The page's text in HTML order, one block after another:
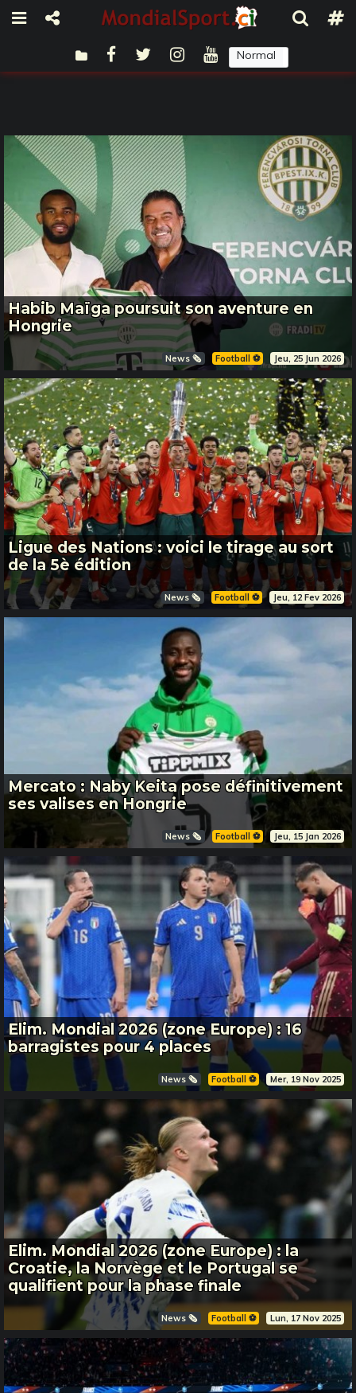
Normal
Habib Maïga poursuit son aventure en
Hongrie
News 🗞️ Football ⚽️ Jeu, 25 Jun 2026
Ligue des Nations : voici le tirage au sort
de la 5è édition
News 🗞️ Football ⚽️ Jeu, 12 Fev 2026
Mercato : Naby Keita pose définitivement
ses valises en Hongrie
News 🗞️ Football ⚽️ Jeu, 15 Jan 2026
Elim. Mondial 2026 (zone Europe) : 16
barragistes pour 4 places
News 🗞️ Football ⚽️ Mer, 19 Nov 2025
Elim. Mondial 2026 (zone Europe) : la
Croatie, la Norvège et le Portugal se
qualifient pour la phase finale
News 🗞️ Football ⚽️ Lun, 17 Nov 2025